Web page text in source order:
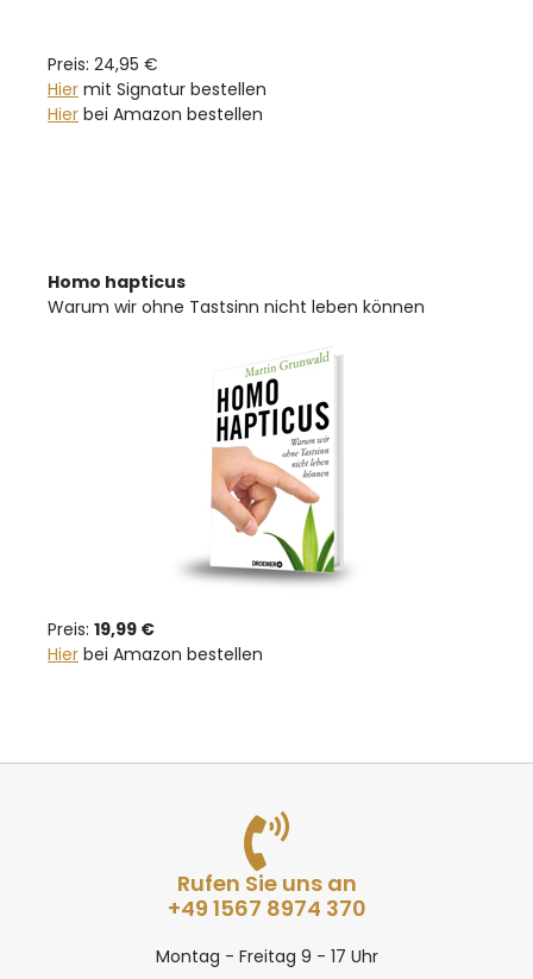
Preis: 24,95 €
Hier mit Signatur bestellen
Hier bei Amazon bestellen
Homo hapticus
Warum wir ohne Tastsinn nicht leben können
Preis: 19,99 €
Hier bei Amazon bestellen
Rufen Sie uns an
+49 1567 8974 370
Montag - Freitag 9 - 17 Uhr